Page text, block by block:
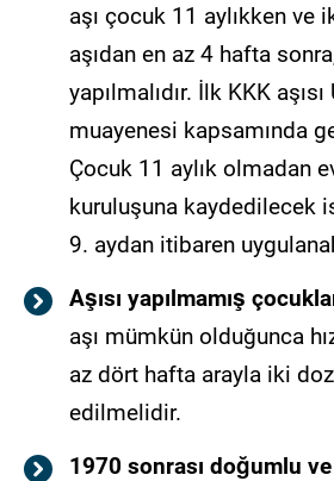
aşı çocuk 11 aylıkken ve
aşıdan en az 4 hafta
yapılmalıdır. İlk KKK
muayenesi kapsamında
Çocuk 11 aylık olmadan
kuruluşuna kaydedilecek
9. aydan itibaren
Aşısı yapılmamış
aşı mümkün olduğunca
az dört hafta arayla iki
edilmelidir.
1970 sonrası doğumlu